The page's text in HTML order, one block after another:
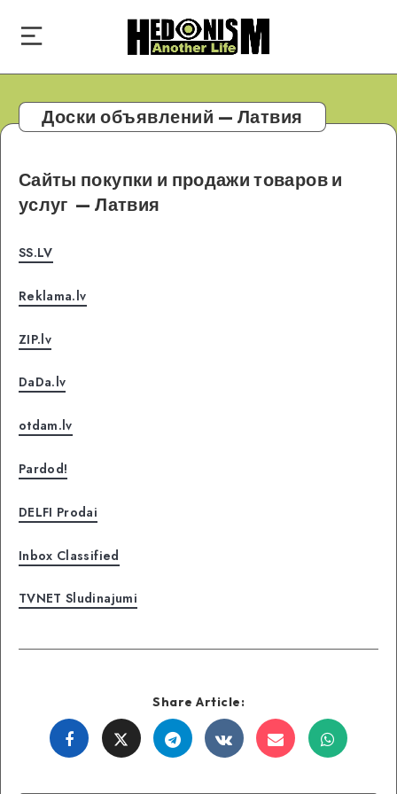
Доски объявлений — Латвия
Сайты покупки и продажи товаров и
услуг — Латвия
SS.LV
Reklama.lv
ZIP.lv
DaDa.lv
otdam.lv
Pardod!
DELFI Prodai
Inbox Classified
TVNET Sludinajumi
Share Article:
Share
Share Share Share Share Share